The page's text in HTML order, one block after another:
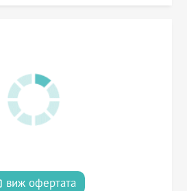
виж офертата